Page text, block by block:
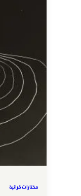
مختارات قرائية